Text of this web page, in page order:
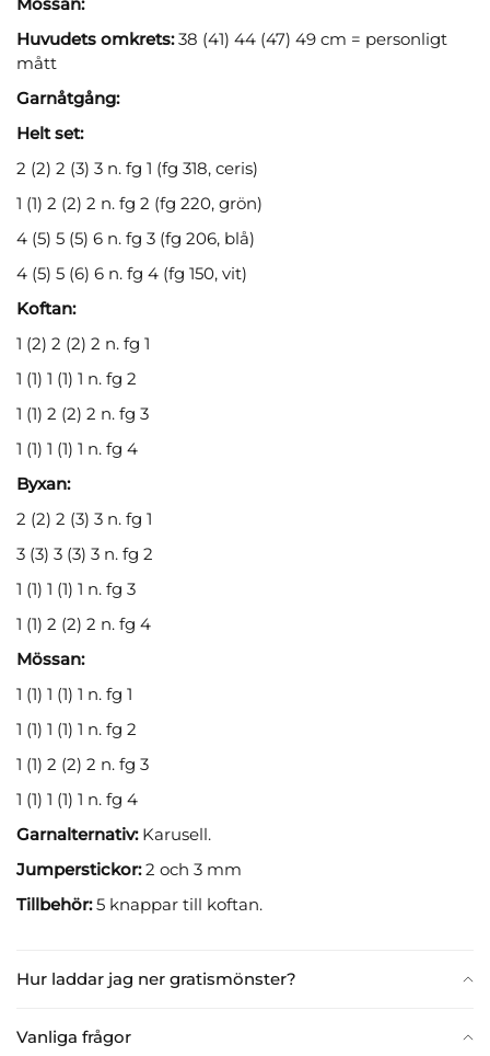
Hur laddar jag ner gratismönster?
Vanliga frågor
Huvudets omkrets:38 (41) 44 (47) 49 cm = personligt
mått
Garnåtgång:
Helt set:
2 (2) 2 (3) 3 n. fg 1 (fg 318, ceris)
1 (1) 2 (2) 2 n. fg 2 (fg 220, grön)
4 (5) 5 (5) 6 n. fg 3 (fg 206, blå)
4 (5) 5 (6) 6 n. fg 4 (fg 150, vit)
Koftan:
1 (2) 2 (2) 2 n. fg 1
1 (1) 1 (1) 1 n. fg 2
1 (1) 2 (2) 2 n. fg 3
1 (1) 1 (1) 1 n. fg 4
Byxan:
2 (2) 2 (3) 3 n. fg 1
3 (3) 3 (3) 3 n. fg 2
1 (1) 1 (1) 1 n. fg 3
1 (1) 2 (2) 2 n. fg 4
Mössan:
1 (1) 1 (1) 1 n. fg 1
1 (1) 1 (1) 1 n. fg 2
1 (1) 2 (2) 2 n. fg 3
1 (1) 1 (1) 1 n. fg 4
Garnalternativ:Karusell.
Jumperstickor:2 och 3 mm
Tillbehör:5 knappar till koftan.